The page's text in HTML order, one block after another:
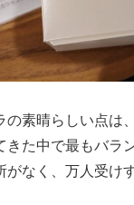
の素晴らしい点は
きた中で最もバラ
がなく、万人受け